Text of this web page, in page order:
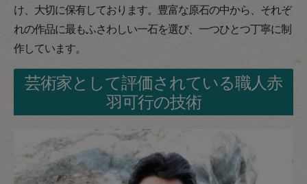
け、大切に保有しております。豊富な原石の中から、それぞ
れの作品に最もふさわしい一石を選び、一つひとつ丁寧に制
作しています。
芸術家として評価されている職人赤
羽可行の技術